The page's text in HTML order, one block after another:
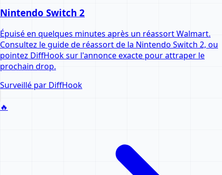
Nintendo Switch 2
Épuisé en quelques minutes après un réassort Walmart.
Consultez le guide de réassort de la Nintendo Switch 2, ou
pointez DiffHook sur l'annonce exacte pour attraper le
prochain drop.
Surveillé par DiffHook
🔥